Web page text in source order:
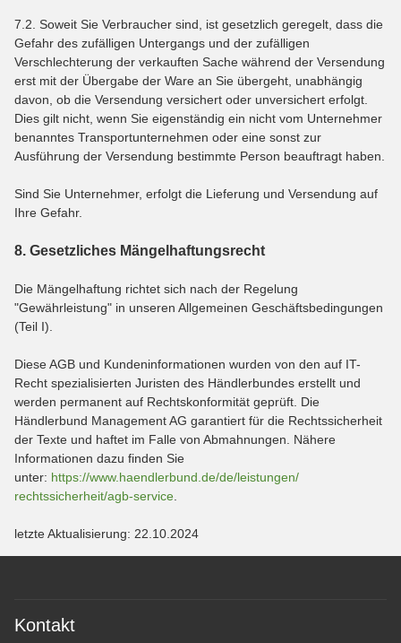
7.2. Soweit Sie Verbraucher sind, ist gesetzlich geregelt, dass die
Gefahr des zufälligen Untergangs und der zufälligen
Verschlechterung der verkauften Sache während der Versendung
erst mit der Übergabe der Ware an Sie übergeht, unabhängig
davon, ob die Versendung versichert oder unversichert erfolgt.
Dies gilt nicht, wenn Sie eigenständig ein nicht vom Unternehmer
benanntes Transportunternehmen oder eine sonst zur
Ausführung der Versendung bestimmte Person beauftragt haben.
Sind Sie Unternehmer, erfolgt die Lieferung und Versendung auf
Ihre Gefahr.
8. Gesetzliches Mängelhaftungsrecht
Die Mängelhaftung richtet sich nach der Regelung
"Gewährleistung" in unseren Allgemeinen Geschäftsbedingungen
(Teil I).
Diese AGB und Kundeninformationen wurden von den auf IT-
Recht spezialisierten Juristen des Händlerbundes erstellt und
werden permanent auf Rechtskonformität geprüft. Die
Händlerbund Management AG garantiert für die Rechtssicherheit
der Texte und haftet im Falle von Abmahnungen. Nähere
Informationen dazu finden Sie
unter: https://www.haendlerbund.de/de/leistungen/
rechtssicherheit/agb-service
letzte Aktualisierung: 22.10.2024
Kontakt